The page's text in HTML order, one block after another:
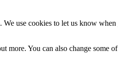
We use cookies to let us know
more. You can also change some